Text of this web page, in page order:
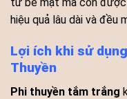
từ bề mặt mà còn
hiệu quả lâu dài và đều
Lợi ích khi sử
Thuyền
Phi thuyền tắm trắng